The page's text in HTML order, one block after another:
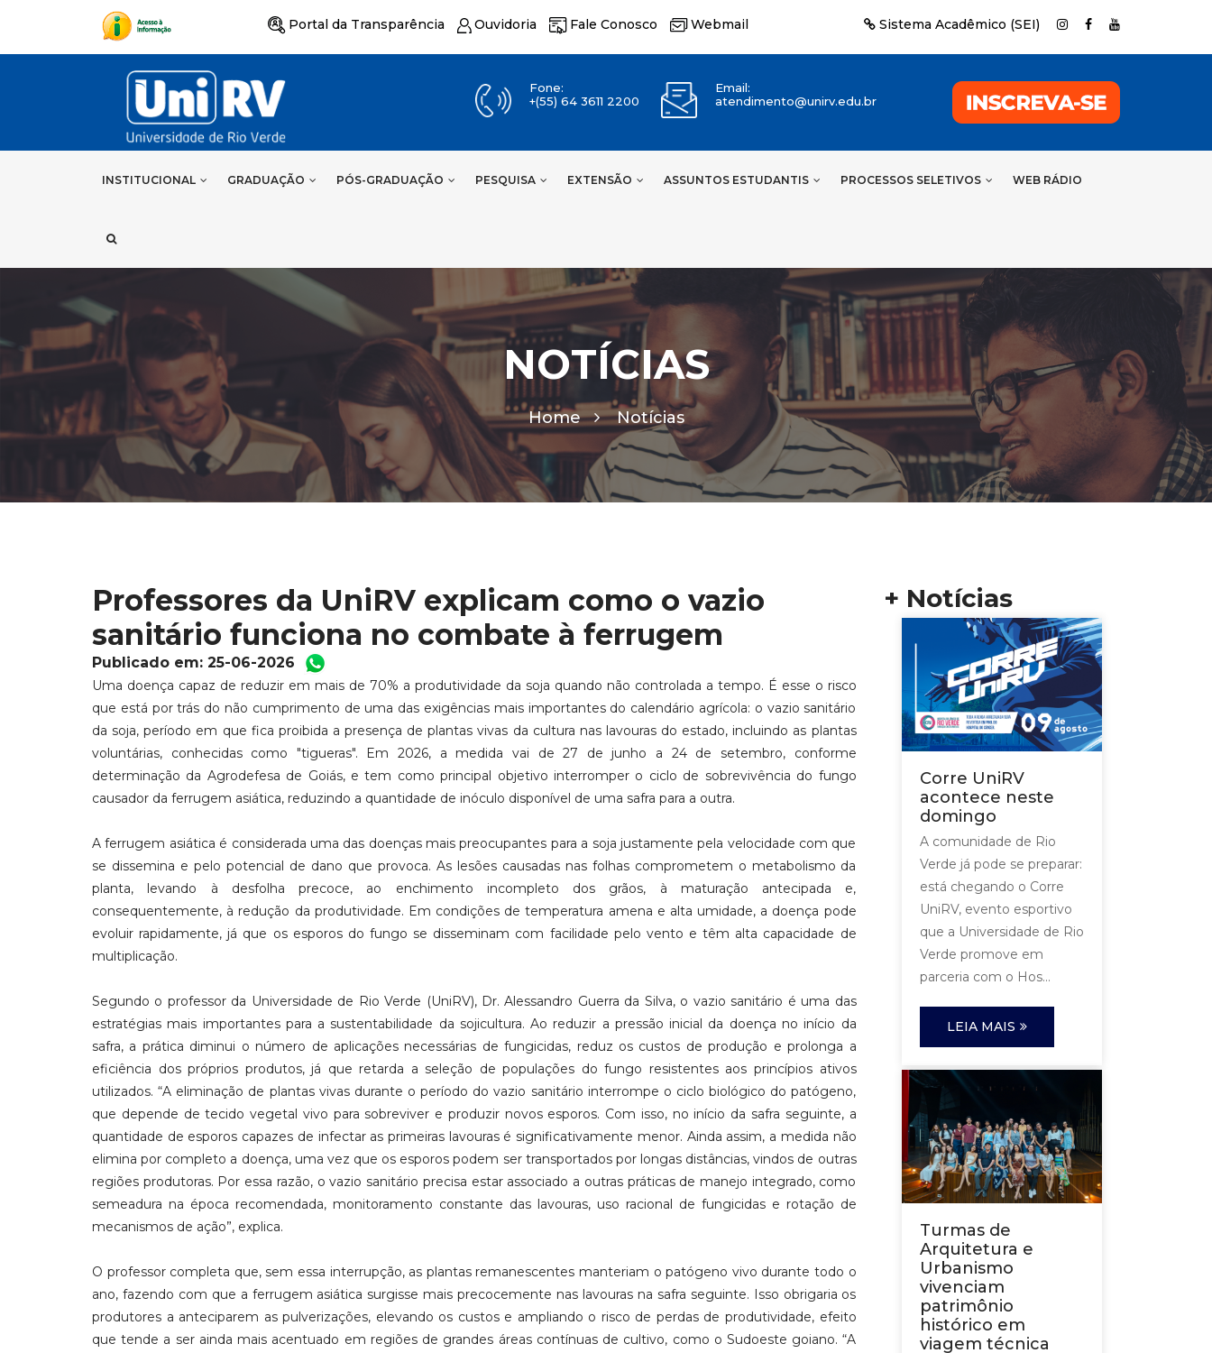
Portal da Transparência Ouvidoria Fale Conosco Webmail Sistema Acadêmico (SEI)
Fone:
+(55) 64 3611 2200
Email:
atendimento@unirv.edu.br
INSTITUCIONAL GRADUAÇÃO PÓS-GRADUAÇÃO PESQUISA EXTENSÃO ASSUNTOS ESTUDANTIS PROCESSOS SELETIVOS WEB RÁDIO
NOTÍCIAS
Home Notícias
Professores da UniRV explicam como o vazio
sanitário funciona no combate à ferrugem
Publicado em: 25-06-2026
Uma doença capaz de reduzir em mais de 70% a produtividade da soja quando não controlada a tempo. É esse o risco
que está por trás do não cumprimento de uma das exigências mais importantes do calendário agrícola: o vazio sanitário
da soja, período em que fica proibida a presença de plantas vivas da cultura nas lavouras do estado, incluindo as plantas
voluntárias, conhecidas como "tigueras". Em 2026, a medida vai de 27 de junho a 24 de setembro, conforme
determinação da Agrodefesa de Goiás, e tem como principal objetivo interromper o ciclo de sobrevivência do fungo
causador da ferrugem asiática, reduzindo a quantidade de inóculo disponível de uma safra para a outra.
A ferrugem asiática é considerada uma das doenças mais preocupantes para a soja justamente pela velocidade com que
se dissemina e pelo potencial de dano que provoca. As lesões causadas nas folhas comprometem o metabolismo da
planta, levando à desfolha precoce, ao enchimento incompleto dos grãos, à maturação antecipada e,
consequentemente, à redução da produtividade. Em condições de temperatura amena e alta umidade, a doença pode
evoluir rapidamente, já que os esporos do fungo se disseminam com facilidade pelo vento e têm alta capacidade de
multiplicação.
Segundo o professor da Universidade de Rio Verde (UniRV), Dr. Alessandro Guerra da Silva, o vazio sanitário é uma das
estratégias mais importantes para a sustentabilidade da sojicultura. Ao reduzir a pressão inicial da doença no início da
safra, a prática diminui o número de aplicações necessárias de fungicidas, reduz os custos de produção e prolonga a
eficiência dos próprios produtos, já que retarda a seleção de populações do fungo resistentes aos princípios ativos
utilizados. “A eliminação de plantas vivas durante o período do vazio sanitário interrompe o ciclo biológico do patógeno,
que depende de tecido vegetal vivo para sobreviver e produzir novos esporos. Com isso, no início da safra seguinte, a
quantidade de esporos capazes de infectar as primeiras lavouras é significativamente menor. Ainda assim, a medida não
elimina por completo a doença, uma vez que os esporos podem ser transportados por longas distâncias, vindos de outras
regiões produtoras. Por essa razão, o vazio sanitário precisa estar associado a outras práticas de manejo integrado, como
semeadura na época recomendada, monitoramento constante das lavouras, uso racional de fungicidas e rotação de
mecanismos de ação”, explica.
O professor completa que, sem essa interrupção, as plantas remanescentes manteriam o patógeno vivo durante todo o
ano, fazendo com que a ferrugem asiática surgisse mais precocemente nas lavouras na safra seguinte. Isso obrigaria os
produtores a anteciparem as pulverizações, elevando os custos e ampliando o risco de perdas de produtividade, efeito
que tende a ser ainda mais acentuado em regiões de grandes áreas contínuas de cultivo, como o Sudoeste goiano. “A
+ Notícias
Corre UniRV
acontece neste
domingo
A comunidade de Rio
Verde já pode se preparar:
está chegando o Corre
UniRV, evento esportivo
que a Universidade de Rio
Verde promove em
parceria com o Hos...
LEIA MAIS
Turmas de
Arquitetura e
Urbanismo
vivenciam
patrimônio
histórico em
viagem técnica